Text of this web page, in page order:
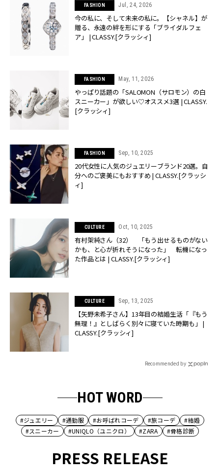
FASHION Jul, 24, 2026
今の私に、そして未来の私に。【シャネル】が
贈る、永遠の絆を形にする「ブライダルフェ
ア」 | CLASSY.[クラッシィ]
FASHION May, 11, 2026
やっぱり話題の「SALOMON（サロモン）の白
スニーカー」が欲しい♡オススメ3選 | CLASSY.
[クラッシィ]
FASHION Sep, 10, 2025
20代女性に人気のジュエリーブランド20選。自
分へのご褒美にもおすすめ | CLASSY.[クラッシ
ィ]
CULTURE Oct, 10, 2025
有村架純さん（32） 「もう出せるものがない
かも、と心が折れそうになった」 転機になっ
た作品とは | CLASSY.[クラッシィ]
CULTURE Sep, 13, 2025
【矢野未希子さん】13年目の結婚生活「『もう
無理！』としばらく別々に寝ていた時期も」 |
CLASSY.[クラッシィ]
Recommended by
HOT WORD
#ジュエリー #通勤服 #お呼ばれコーデ #旅コーデ
#結婚
#スニーカー
#UNIQLO（ユニクロ） #ZARA #骨格診断
PRESS RELEASE